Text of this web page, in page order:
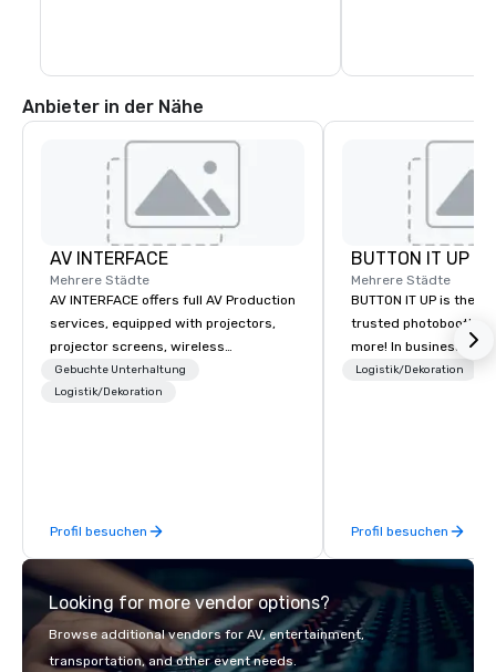
ein Abenteuer!
Anbieter in der Nähe
AV INTERFACE
Mehrere Städte
AV INTERFACE offers full AV Production
services, equipped with projectors,
projector screens, wireless
microphones, powered speakers, flat
screen monitors, interfaces, flip
Gebuchte Unterhaltung
Logistik/Dekoration
Profil besuchen
BUTTON IT UP
Mehrere Städte
BUTTON IT UP is the
trusted photobooth
more! In business for 35+ years, we
have the largest
Logistik/Dekoration
Profil besuchen
Looking for more vendor options?
Browse additional vendors for AV, entertainment,
transportation, and other event needs.